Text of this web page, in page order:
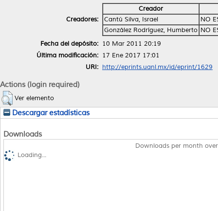
Creadores:
Creador
Cantú Silva, Israel
NO
González Rodríguez, Humberto NO
Fecha del depósito: 10 Mar 2011 20:19
Última modificación: 17 Ene 2017 17:01
URI: http://eprints.uanl.mx/id/eprint/1629
Actions (login required)
Ver elemento
Descargar estadísticas
Downloads
Downloads per month
Loading...